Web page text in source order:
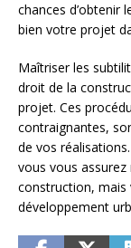
chances d’obtenir
bien votre projet
Maîtriser les
droit de la
projet. Ces
contraignantes,
de vos
vous vous
construction, mais
développement